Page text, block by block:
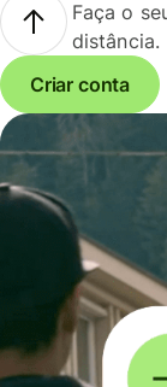
Faça o
distância.
Criar conta